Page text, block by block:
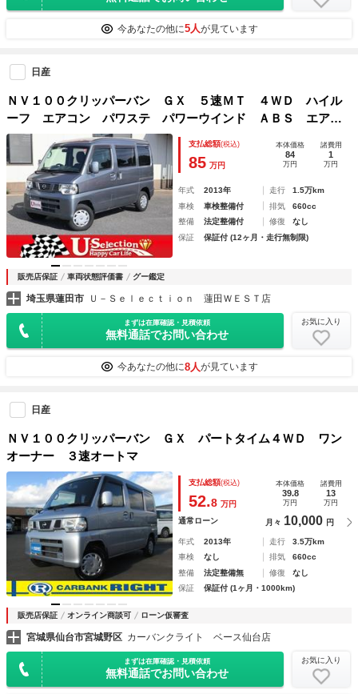
今あなたの他に5人が見ています
日産
ＮＶ１００クリッパーバン ＧＸ ５速ＭＴ ４ＷＤ ハイル
ーフ エアコン パワステ パワーウインド ＡＢＳ エアバ
ック 両側スライドドア ワンオーナー
支払総額(税込)
85 万円
本体価格
84
万円
諸費用
1
万円
年式 2013年 走行
1.5万km
車検
車検整備付 排気
660cc
整備
法定整備付 修復
なし
保証
保証付 (12ヶ月・走行無制限)
販売店保証 車両状態評価書 グー鑑定
埼玉県蓮田市 Ｕ－Ｓｅｌｅｃｔｉｏｎ 蓮田ＷＥＳＴ店
まずは在庫確認・見積依頼
無料通話でお問い合わせ
お気に入り
今あなたの他に8人が見ています
日産
ＮＶ１００クリッパーバン ＧＸ パートタイム４ＷＤ ワン
オーナー ３速オートマ
支払総額(税込)
52.8 万円
本体価格
39.8
万円
諸費用
13
万円
通常ローン 月々 10,000 円
年式 2013年 走行
3.5万km
車検
なし 排気
660cc
整備
法定整備無 修復
なし
保証
保証付 (1ヶ月・1000km)
販売店保証 オンライン商談可 ローン仮審査
宮城県仙台市宮城野区 カーバンクライト ベース仙台店
まずは在庫確認・見積依頼
無料通話でお問い合わせ
お気に入り